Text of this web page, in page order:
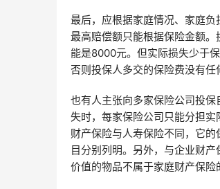
最后，应根据家庭情况、家庭负
最高赔偿额只能根据保险金额
能是8000元。但实际损失少于
否则投保人多交的保险费没有任
也有人主张向多家保险公司投
失时，每家保险公司只能分担
财产保险与人寿保险不同，它
目分别列明。另外，与企业财
价值的物品不属于家庭财产保险